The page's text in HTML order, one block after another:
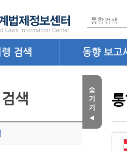
령 검색 동향 보고
색